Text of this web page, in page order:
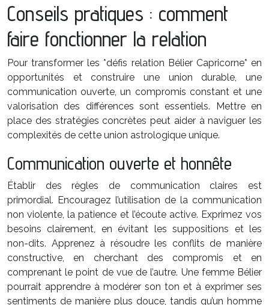
Conseils pratiques : comment
faire fonctionner la relation
Pour transformer les *défis relation Bélier Capricorne* en
opportunités et construire une union durable, une
communication ouverte, un compromis constant et une
valorisation des différences sont essentiels. Mettre en
place des stratégies concrètes peut aider à naviguer les
complexités de cette union astrologique unique.
Communication ouverte et honnête
Établir des règles de communication claires est
primordial. Encouragez l’utilisation de la communication
non violente, la patience et l’écoute active. Exprimez vos
besoins clairement, en évitant les suppositions et les
non-dits. Apprenez à résoudre les conflits de manière
constructive, en cherchant des compromis et en
comprenant le point de vue de l’autre. Une femme Bélier
pourrait apprendre à modérer son ton et à exprimer ses
sentiments de manière plus douce, tandis qu’un homme